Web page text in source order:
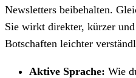
Newsletters beibehalten.
Sie wirkt direkter, kürzer
Botschaften leichter
Aktive Sprache: Wie